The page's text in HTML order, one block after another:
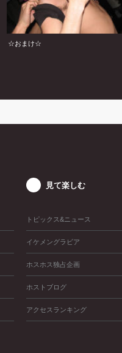
☆おまけ☆
見て楽しむ
トピックス&ニュース
イケメングラビア
ホスホス独占企画
ホストブログ
アクセスランキング